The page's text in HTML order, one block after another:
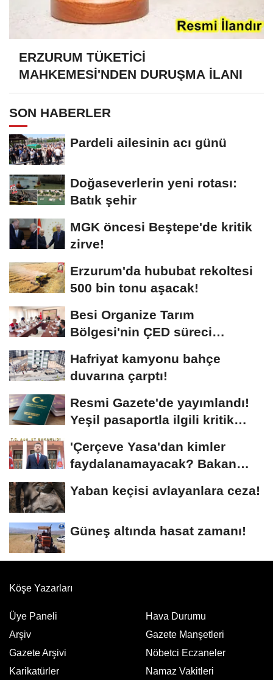
ERZURUM TÜKETİCİ
MAHKEMESİ'NDEN DURUŞMA İLANI
SON HABERLER
Pardeli ailesinin acı günü
Doğaseverlerin yeni rotası:
Batık şehir
MGK öncesi Beştepe'de kritik
zirve!
Erzurum'da hububat rekoltesi
500 bin tonu aşacak!
Besi Organize Tarım
Bölgesi'nin ÇED süreci
Hafriyat kamyonu bahçe
duvarına çarptı!
Resmi Gazete'de yayımlandı!
Yeşil pasaportla ilgili kritik
'Çerçeve Yasa'dan kimler
faydalanamayacak? Bakan
Yaban keçisi avlayanlara ceza!
Güneş altında hasat zamanı!
Köşe Yazarları
Üye Paneli
Arşiv
Gazete Arşivi
Karikatürler
Hava Durumu
Gazete Manşetleri
Nöbetci Eczaneler
Namaz Vakitleri